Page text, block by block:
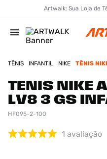
Artwalk: Sua Loja de
TÊNIS INFANTIL NIKE TÊNIS
TÊNIS NIKE
LV8 3 GS
HF095-2-100
1 avaliação